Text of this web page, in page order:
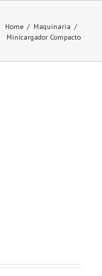
Home / Maquinaria /
Minicargador Compacto